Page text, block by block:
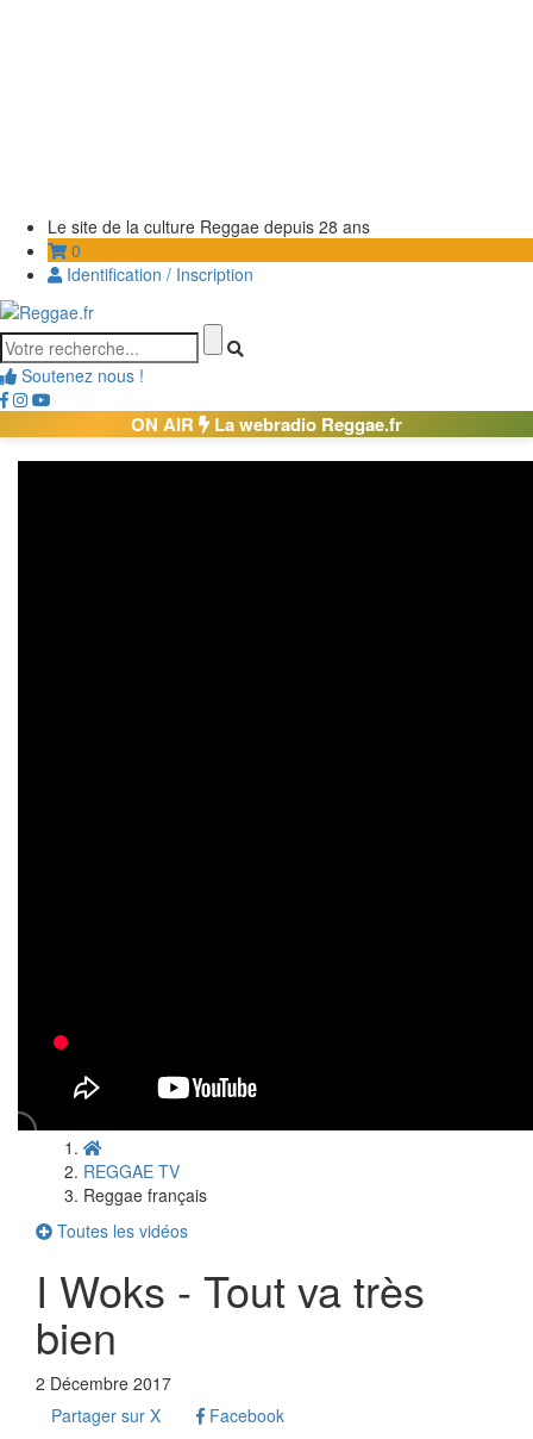
Le site de la culture Reggae depuis 28 ans
0
Identification / Inscription
Soutenez nous !
ON AIR La webradio Reggae.fr
REGGAE TV
Reggae français
Toutes les vidéos
I Woks - Tout va très
bien
2 Décembre 2017
Partager sur X
Facebook